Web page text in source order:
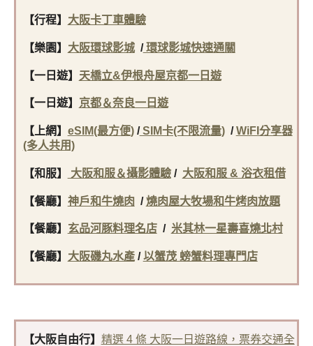
【行程】 大阪卡丁車體驗
【樂園】 大阪環球影城/環球影城快速通關
【一日遊】 天橋立&伊根舟屋京都一日遊
【一日遊】 京都＆奈良一日遊
【上網】 eSIM(最方便)/SIM卡(不限流量)/WiFI分享器
(多人共用)
【和服】 大阪和服＆攝影體驗/ 大阪和服 & 浴衣租借
【餐廳】 神戶和牛燒肉 /燒肉屋大牧場和牛烤肉放題
【餐廳】 玄品河豚料理名店/ 米其林一星壽喜燒北村
【餐廳】 大阪磯丸水產/以蟹茂 螃蟹料理專門店
【大阪自由行】 精選 4 條 大阪一日遊路線，票券交通全